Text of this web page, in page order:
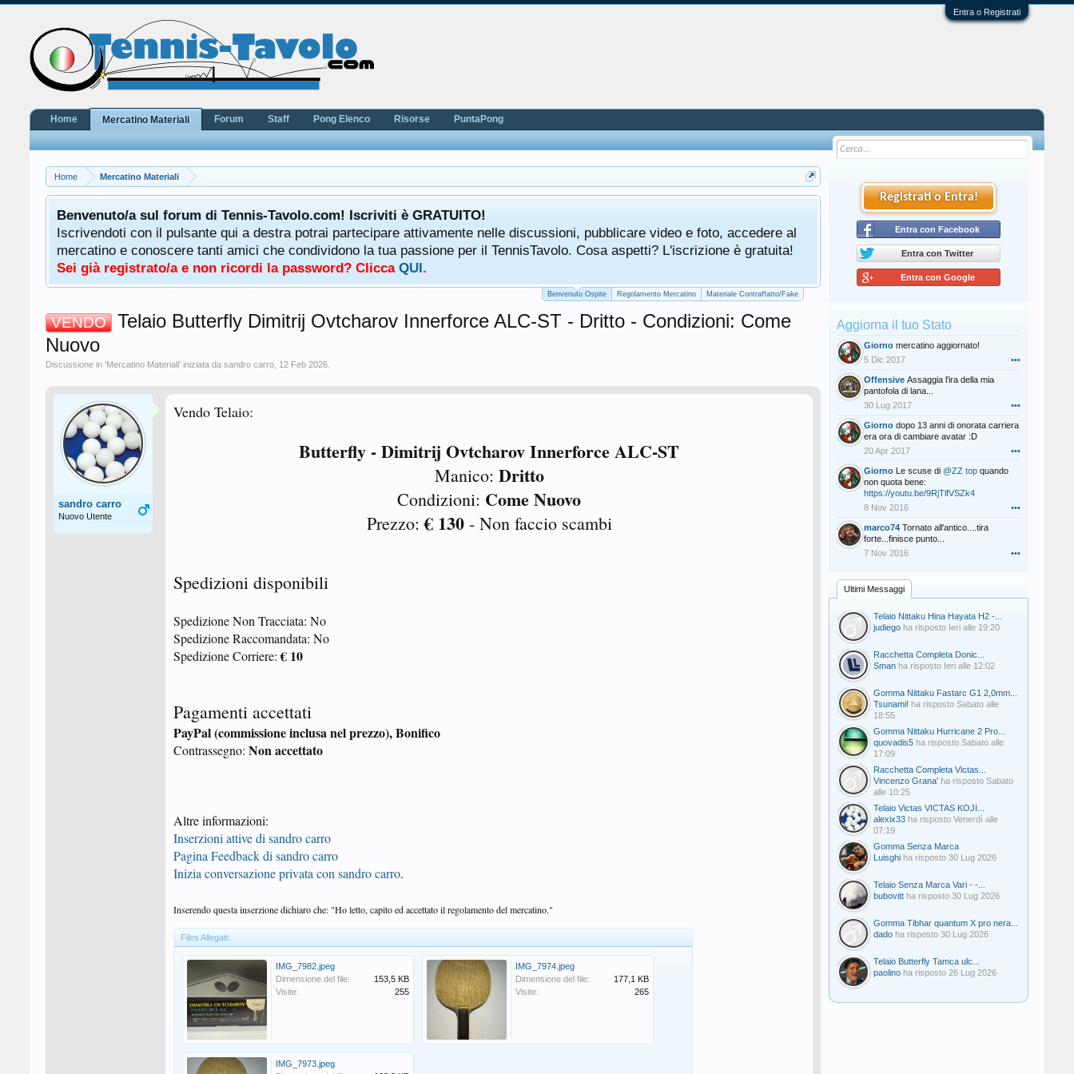
Entra o Registrati
Home Mercatino Materiali
Benvenuto/a sul forum di Tennis-Tavolo.com! Iscriviti è GRATUITO!
Iscrivendoti con il pulsante qui a destra potrai partecipare attivamente nelle discussioni, pubblicare video e foto, accedere al
mercatino e conoscere tanti amici che condividono la tua passione per il TennisTavolo. Cosa aspetti? L'iscrizione è gratuita!
Sei già registrato/a e non ricordi la password? Clicca QUI.
Tutti gli utenti che partecipano al
cliccando qui di seguito:Regolamento
Benvenuto Ospite Regolamento Mercatino Materiale Contraffatto/Fake
VENDO
Telaio Butterfly Dimitrij Ovtcharov Innerforce ALC-ST - Dritto - Condizioni: Come
Nuovo
Discussione in 'Mercatino Materiali' iniziata da sandro carro 12 Feb 2026
sandro carro
Nuovo Utente
Vendo Telaio:
Butterfly - Dimitrij Ovtcharov Innerforce ALC-ST
Manico: Dritto
Condizioni: Come Nuovo
Prezzo:€ 130- Non faccio scambi
Spedizioni disponibili
Spedizione Non Tracciata: No
Spedizione Raccomandata: No
Spedizione Corriere:€ 10
Pagamenti accettati
PayPal (commissione inclusa nel prezzo), Bonifico
Contrassegno: Non accettato
Altre informazioni:
Inserzioni attive di sandro carro
Pagina Feedback di sandro carro
Inizia conversazione privata con sandro carro.
Inserendo questa inserzione dichiaro che: "Ho letto, capito ed accettato il regolamento del mercatino."
Files Allegati:
IMG_7982.jpeg
Dimensione del file:
153,5 KB
Visite:
255
IMG_7974.jpeg
Dimensione del file:
177,1 KB
Visite:
265
IMG_7973.jpeg
Registrati o Entra!
Entra con Facebook
Entra con Twitter
Entra con Google
Aggiorna il tuo Stato
Giorno mercatino aggiornato!
5 Dic 2017
•••
Offensive Assaggia l'ira della mia
pantofola di lana...
30 Lug 2017
•••
Giorno dopo 13 anni di onorata carriera
era ora di cambiare avatar :D
20 Apr 2017
•••
Giorno Le scuse di @ZZ top quando
non quota bene:
https://youtu.be/9RjTlfVSZk4
8 Nov 2016
•••
marco74 Tornato all'antico....tira
forte...finisce punto...
7 Nov 2016
•••
Ultimi Messaggi
Telaio Nittaku Hina Hayata H2 -...
judiego ha risposto Ieri alle 19:20
Racchetta Completa Donic...
Sman ha risposto Ieri alle 12:02
Gomma Nittaku Fastarc G1 2,0mm...
Tsunami! ha risposto Sabato alle
18:55
Gomma Nittaku Hurricane 2 Pro...
quovadis5 ha risposto Sabato alle
17:09
Racchetta Completa Victas...
Vincenzo Grana' ha risposto Sabato
alle 10:25
Telaio Victas VICTAS KOJI...
alexix33 ha risposto Venerdì alle
07:19
Gomma Senza Marca
Luisghi ha risposto 30 Lug 2026
Telaio Senza Marca Vari - -...
bubovitt ha risposto 30 Lug 2026
Gomma Tibhar quantum X pro nera...
dado ha risposto 30 Lug 2026
Telaio Butterfly Tamca ulc...
paolino ha risposto 26 Lug 2026
Home Mercatino Materiali Forum Staff Pong Elenco Risorse PuntaPong